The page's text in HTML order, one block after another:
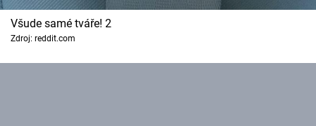
Všude samé tváře! 2
Zdroj: reddit.com